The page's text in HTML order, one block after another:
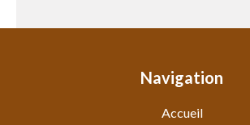
Navigation
Accueil